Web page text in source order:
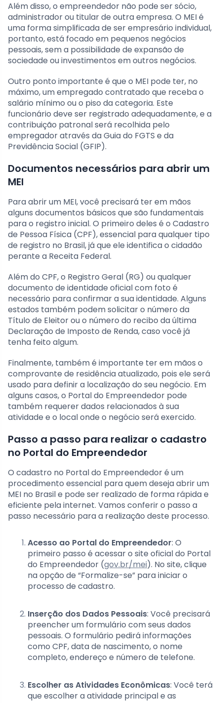
Além disso, o empreendedor não pode ser sócio,
administrador ou titular de outra empresa. O MEI é
uma forma simplificada de ser empresário individual,
portanto, está focado em pequenos negócios
pessoais, sem a possibilidade de expansão de
sociedade ou investimentos em outros negócios.
Outro ponto importante é que o MEI pode ter, no
máximo, um empregado contratado que receba o
salário mínimo ou o piso da categoria. Este
funcionário deve ser registrado adequadamente, e a
contribuição patronal será recolhida pelo
empregador através da Guia do FGTS e da
Previdência Social (GFIP).
Documentos necessários para abrir um
MEI
Para abrir um MEI, você precisará ter em mãos
alguns documentos básicos que são fundamentais
para o registro inicial. O primeiro deles é o Cadastro
de Pessoa Física (CPF), essencial para qualquer tipo
de registro no Brasil, já que ele identifica o cidadão
perante a Receita Federal.
Além do CPF, o Registro Geral (RG) ou qualquer
documento de identidade oficial com foto é
necessário para confirmar a sua identidade. Alguns
estados também podem solicitar o número da
Título de Eleitor ou o número do recibo da última
Declaração de Imposto de Renda, caso você já
tenha feito algum.
Finalmente, também é importante ter em mãos o
comprovante de residência atualizado, pois ele será
usado para definir a localização do seu negócio. Em
alguns casos, o Portal do Empreendedor pode
também requerer dados relacionados à sua
atividade e o local onde o negócio será exercido.
Passo a passo para realizar o cadastro
no Portal do Empreendedor
O cadastro no Portal do Empreendedor é um
procedimento essencial para quem deseja abrir um
MEI no Brasil e pode ser realizado de forma rápida e
eficiente pela internet. Vamos conferir o passo a
passo necessário para a realização deste processo.
Acesso ao Portal do Empreendedor: O
primeiro passo é acessar o site oficial do Portal
do Empreendedor (gov.br/mei). No site, clique
na opção de “Formalize-se” para iniciar o
processo de cadastro.
Inserção dos Dados Pessoais: Você precisará
preencher um formulário com seus dados
pessoais. O formulário pedirá informações
como CPF, data de nascimento, o nome
completo, endereço e número de telefone.
Escolher as Atividades Econômicas: Você terá
que escolher a atividade principal e as